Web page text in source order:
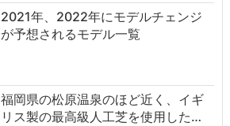
2021年、2022年にモデルチェンジ
が予想されるモデル一覧
福岡県の松原温泉のほど近く、イギ
リス製の最高級人工芝を使用した…